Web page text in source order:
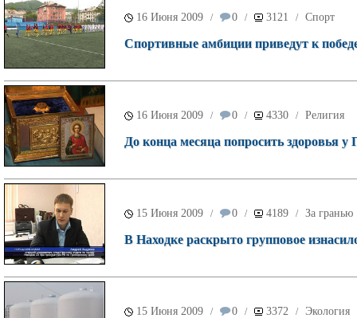
16 Июня 2009 / 0 / 3121 / Спорт
Спортивные амбиции приведут к
16 Июня 2009 / 0 / 4330 / Религия
До конца месяца попросить здоровья
15 Июня 2009 / 0 / 4189 / За гранью
В Находке раскрыто групповое
15 Июня 2009 / 0 / 3372 / Экология